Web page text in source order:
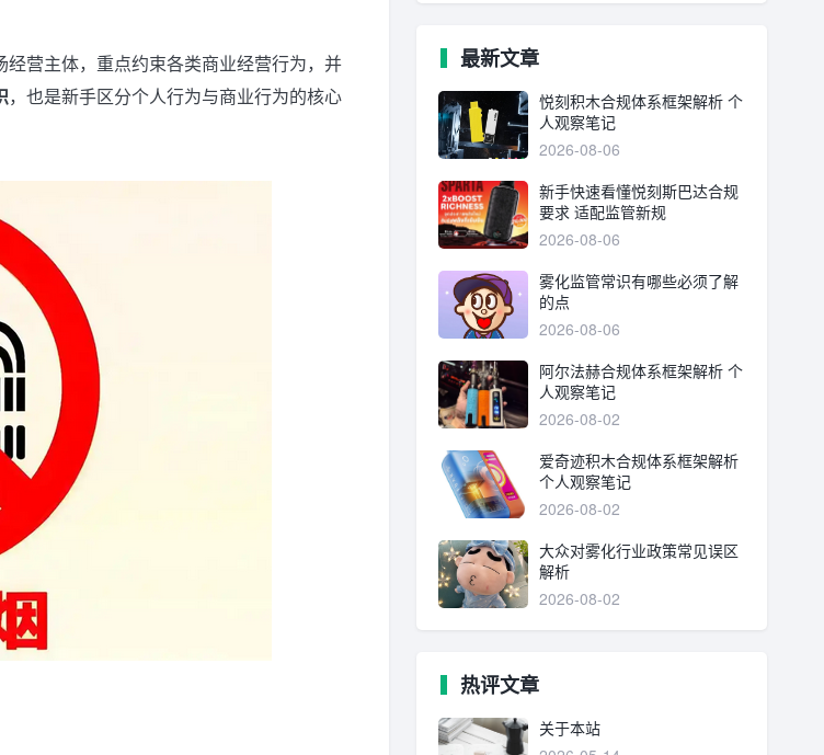
营主体，重点约束各类商业经营行为，并
，也是新手区分个人行为与商业行为的核心
最新文章
悦刻积木合规体系框架解析 个
人观察笔记
2026-08-06
新手快速看懂悦刻斯巴达合规
要求 适配监管新规
2026-08-06
雾化监管常识有哪些必须了解
的点
2026-08-06
阿尔法赫合规体系框架解析 个
人观察笔记
2026-08-02
爱奇迹积木合规体系框架解析
个人观察笔记
2026-08-02
大众对雾化行业政策常见误区
解析
2026-08-02
热评文章
关于本站